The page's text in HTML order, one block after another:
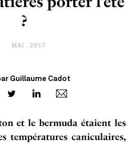
?
MAI . 2017
Guillaume Cadot
et le bermuda étaient les
températures caniculaires,